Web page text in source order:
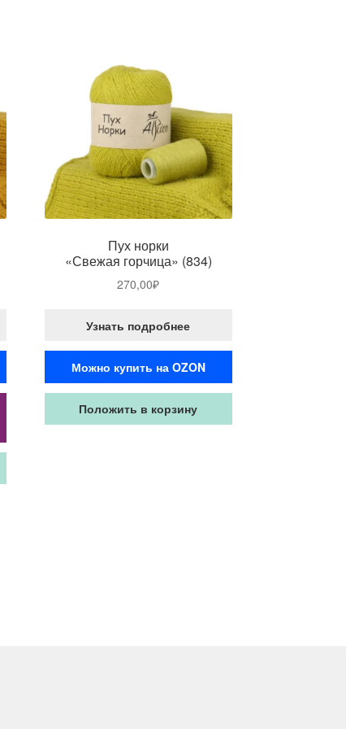
Пух норки
«Свежая горчица» (834)
270,00₽
Узнать подробнее
Можно купить на OZON
Положить в корзину